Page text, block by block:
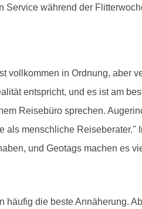
während der
vollkommen in Ordnung, aber
entspricht, und es ist am
Reisebüro sprechen.
menschliche
und Geotags machen es
die beste Annäherung.